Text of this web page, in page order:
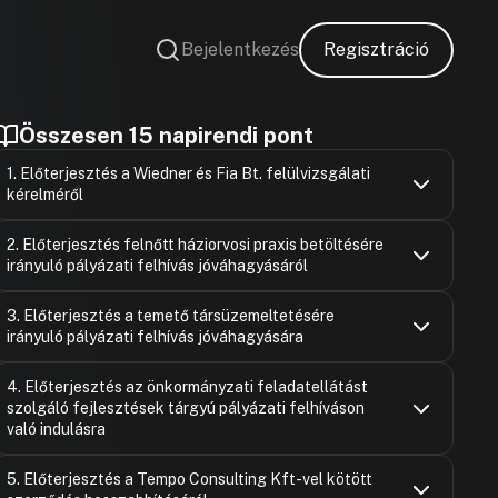
Bejelentkezés Regisztráció
Összesen 15 napirendi pont
1. Előterjesztés a Wiedner és Fia Bt. felülvizsgálati
kérelméről
Szalai János
Wágnerné
Zsuzsanna
2. Előterjesztés felnőtt háziorvosi praxis betöltésére
irányuló pályázati felhívás jóváhagyásáról
Szalai János
3. Előterjesztés a temető társüzemeltetésére
irányuló pályázati felhívás jóváhagyására
Szalai János
Dr.
Szalai János
4. Előterjesztés az önkormányzati feladatellátást
szolgáló fejlesztések tárgyú pályázati felhíváson
való indulásra
Szalai János
5. Előterjesztés a Tempo Consulting Kft-vel kötött